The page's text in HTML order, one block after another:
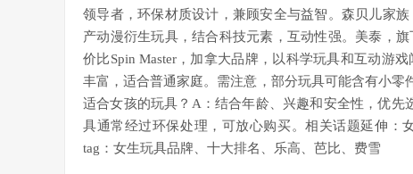
领导者，环保材质设计，兼顾安全与益智。森贝儿家
产动漫衍生玩具，结合科技元素，互动性强。美泰，
价比Spin Master，加拿大品牌，以科学玩具和互动游
丰富，适合普通家庭。需注意，部分玩具可能含有小
适合女孩的玩具？A：结合年龄、兴趣和安全性，优
具通常经过环保处理，可放心购买。相关话题延伸：
tag：女生玩具品牌、十大排名、乐高、芭比、费雪